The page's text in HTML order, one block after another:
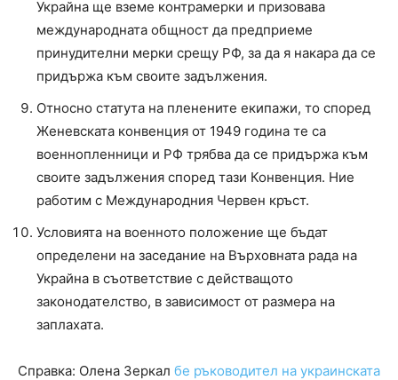
Украйна ще вземе контрамерки и призовава
международната общност да предприеме
принудителни мерки срещу РФ, за да я накара да се
придържа към своите задължения.
Относно статута на пленените екипажи, то според
Женевската конвенция от 1949 година те са
военнопленници и РФ трябва да се придържа към
своите задължения според тази Конвенция. Ние
работим с Международния Червен кръст.
Условията на военното положение ще бъдат
определени на заседание на Върховната рада на
Украйна в съответствие с действащото
законодателство, в зависимост от размера на
заплахата.
Справка: Олена Зеркал бе ръководител на украинската